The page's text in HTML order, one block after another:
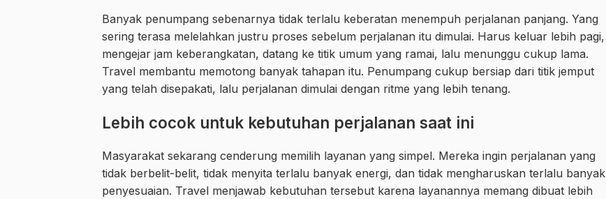
Banyak penumpang sebenarnya tidak terlalu keberatan menempuh perjalanan panjang. Yang
sering terasa melelahkan justru proses sebelum perjalanan itu dimulai. Harus keluar lebih pagi,
mengejar jam keberangkatan, datang ke titik umum yang ramai, lalu menunggu cukup lama.
Travel membantu memotong banyak tahapan itu. Penumpang cukup bersiap dari titik jemput
yang telah disepakati, lalu perjalanan dimulai dengan ritme yang lebih tenang.
Lebih cocok untuk kebutuhan perjalanan saat ini
Masyarakat sekarang cenderung memilih layanan yang simpel. Mereka ingin perjalanan yang
tidak berbelit-belit, tidak menyita terlalu banyak energi, dan tidak mengharuskan terlalu banyak
penyesuaian. Travel menjawab kebutuhan tersebut karena layanannya memang dibuat lebih